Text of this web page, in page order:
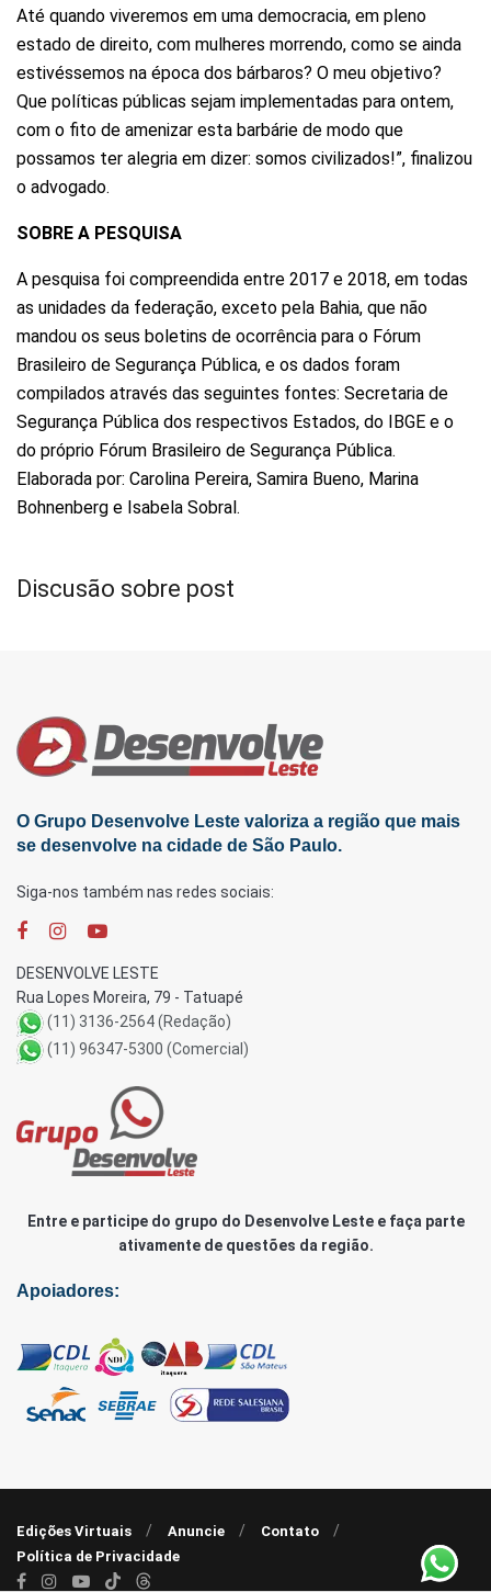
Até quando viveremos em uma democracia, em pleno
estado de direito, com mulheres morrendo, como se ainda
estivéssemos na época dos bárbaros? O meu objetivo?
Que políticas públicas sejam implementadas para ontem,
com o fito de amenizar esta barbárie de modo que
possamos ter alegria em dizer: somos civilizados!”, finalizou
o advogado.
SOBRE A PESQUISA
A pesquisa foi compreendida entre 2017 e 2018, em todas
as unidades da federação, exceto pela Bahia, que não
mandou os seus boletins de ocorrência para o Fórum
Brasileiro de Segurança Pública, e os dados foram
compilados através das seguintes fontes: Secretaria de
Segurança Pública dos respectivos Estados, do IBGE e o
do próprio Fórum Brasileiro de Segurança Pública.
Elaborada por: Carolina Pereira, Samira Bueno, Marina
Bohnenberg e Isabela Sobral.
Discusão sobre post
O Grupo Desenvolve Leste valoriza a região que mais
se desenvolve na cidade de São Paulo.
Siga-nos também nas redes sociais:
DESENVOLVE LESTE
Rua Lopes Moreira, 79 - Tatuapé
(11) 3136-2564 (Redação)
(11) 96347-5300 (Comercial)
Entre e participe do grupo do Desenvolve Leste e faça parte
ativamente de questões da região.
Apoiadores:
Edições Virtuais Anuncie
Contato
Política de Privacidade